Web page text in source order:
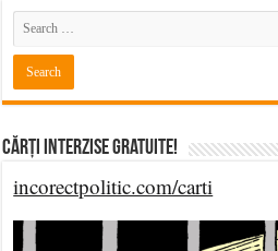
Cărți Interzise Gratuite!
incorectpolitic.com/carti